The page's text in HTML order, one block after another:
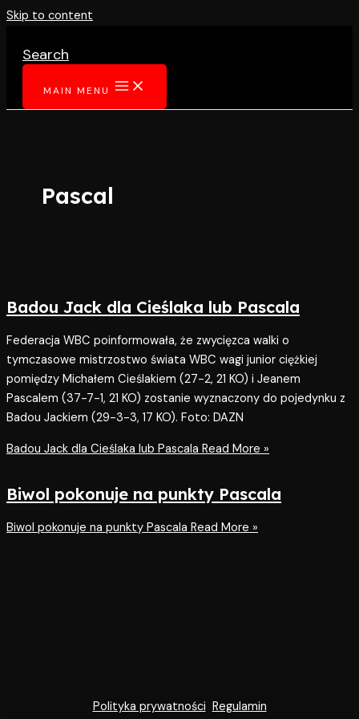
Skip to content
Search
MAIN MENU
Pascal
Badou Jack dla Cieślaka lub Pascala
Federacja WBC poinformowała, że zwycięzca walki o
tymczasowe mistrzostwo świata WBC wagi junior ciężkiej
pomiędzy Michałem Cieślakiem (27-2, 21 KO) i Jeanem
Pascalem (37-7-1, 21 KO) zostanie wyznaczony do pojedynku z
Badou Jackiem (29-3-3, 17 KO). Foto: DAZN
Badou Jack dla Cieślaka lub Pascala Read More »
Biwol pokonuje na punkty Pascala
Biwol pokonuje na punkty Pascala Read More »
Polityka prywatności Regulamin